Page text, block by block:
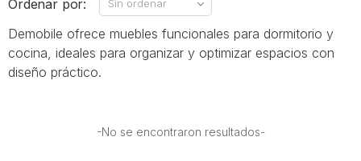
Ordenar por:
Demobile ofrece muebles funcionales para dormitorio y
cocina, ideales para organizar y optimizar espacios con
diseño práctico.
-No se encontraron resultados-